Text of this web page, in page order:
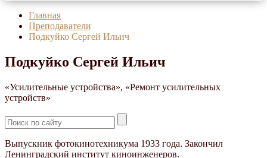
Главная
Преподаватели
Подкуйко Сергей Ильич
Подкуйко Сергей Ильич
«Усилительные устройства», «Ремонт усилительных
устройств»
Выпускник фотокинотехникума 1933 года. Закончил
Ленинградский институт киноинженеров.